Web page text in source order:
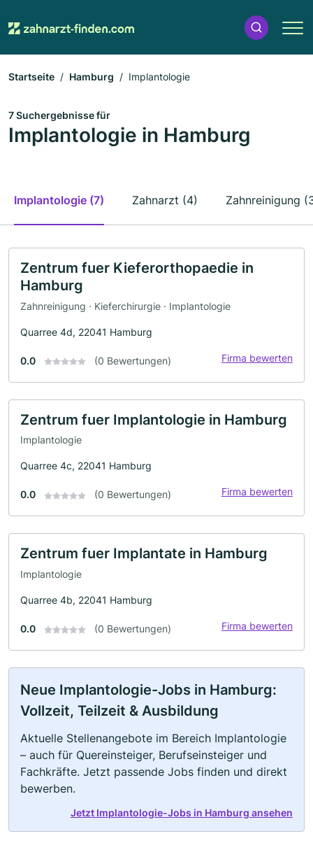
Startseite Hamburg Implantologie
7 Suchergebnisse für
Implantologie in Hamburg
Implantologie (7) Zahnarzt (4) Zahnreinigung
Zentrum fuer Kieferorthopaedie in
Hamburg
Zahnreinigung · Kieferchirurgie · Implantologie
Quarree 4d, 22041 Hamburg
0.0 (0 Bewertungen) Firma bewerten
Zentrum fuer Implantologie in Hamburg
Implantologie
Quarree 4c, 22041 Hamburg
0.0 (0 Bewertungen) Firma bewerten
Zentrum fuer Implantate in Hamburg
Implantologie
Quarree 4b, 22041 Hamburg
0.0 (0 Bewertungen) Firma bewerten
Neue Implantologie-Jobs in Hamburg:
Vollzeit, Teilzeit & Ausbildung
Aktuelle Stellenangebote im Bereich Implantologie
– auch für Quereinsteiger, Berufseinsteiger und
Fachkräfte. Jetzt passende Jobs finden und direkt
bewerben.
Jetzt Implantologie-Jobs in Hamburg ansehen